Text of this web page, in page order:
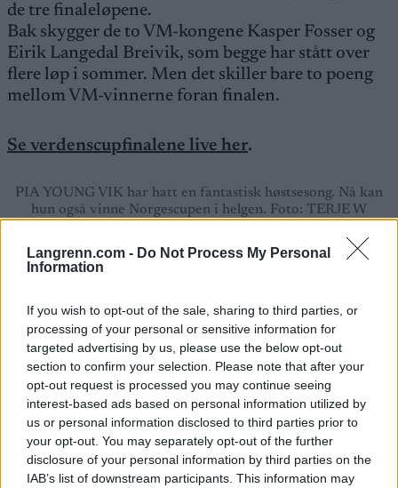
Langrenn.com - Do Not Process My Personal
Information
If you wish to opt-out of the sale, sharing to third parties, or
processing of your personal or sensitive information for
targeted advertising by us, please use the below opt-out
section to confirm your selection. Please note that after your
opt-out request is processed you may continue seeing
interest-based ads based on personal information utilized by
us or personal information disclosed to third parties prior to
your opt-out. You may separately opt-out of the further
disclosure of your personal information by third parties on the
IAB’s list of downstream participants. This information may
de tre finaleløpene.
Bak skygger de to VM-kongene Kasper Fosser og
Eirik Langedal Breivik, som begge har stått over
flere løp i sommer. Men det skiller bare to poeng
mellom VM-vinnerne foran finalen.
Se verdenscupfinalene live her.
PIA YOUNG VIK har hatt en fantastisk høstsesong. Nå kan
hun også vinne Norgescupen i helgen. Foto: TERJE W
Pias kanonsesong
men hun har en kanonsesong og Europamesteren i
sprint leder med 25 poeng på superveteranen og
klubbkameraten Anne Margrethe Hauske
Nordberg. De to Nydalen-løperne ble sammen
med Helena Karlsson også norske mestere i stafett
på Lygna.
Det er et langt sprang fra 49-årige Hausken
Nordberg ned til Ane Dyrkorn, NTNUI på tredje.